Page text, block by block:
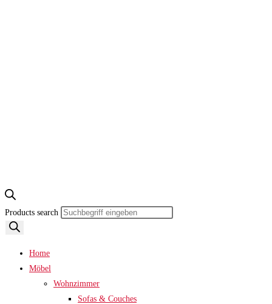
Products search
Home
Möbel
Wohnzimmer
Sofas & Couches